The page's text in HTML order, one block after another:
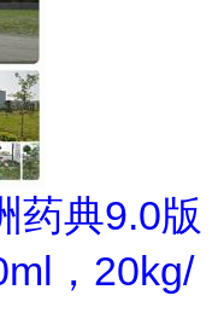
药典9.0版
，20kg/